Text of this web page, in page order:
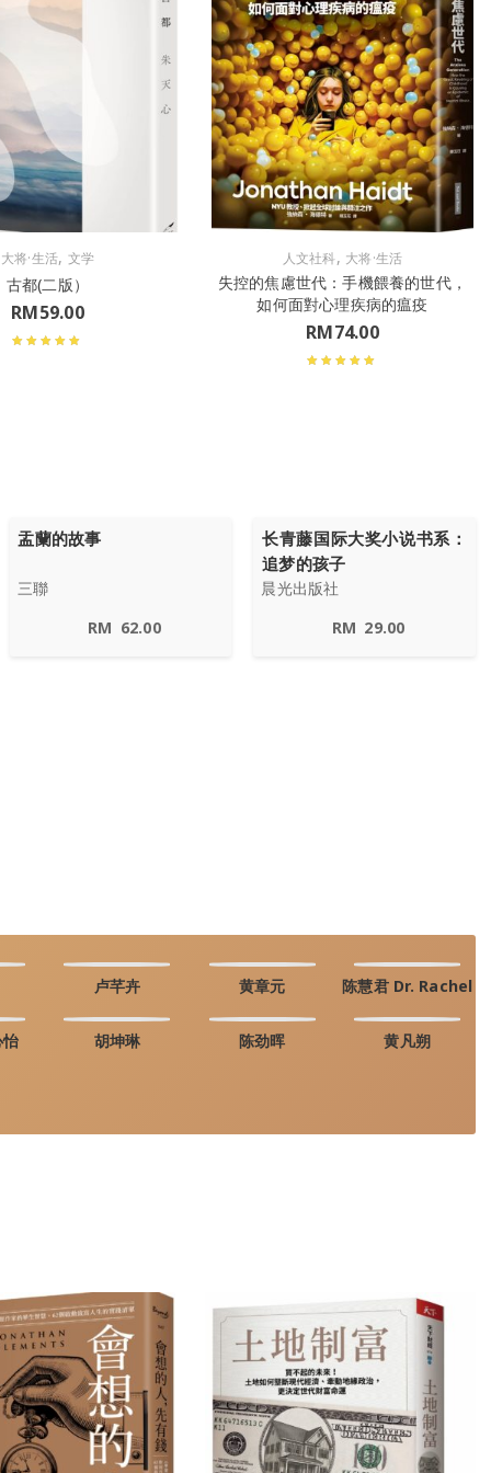
大将·生活, 文学
古都(二版）
RM59.00
人文社科, 大将·生活
失控的焦慮世代：手機餵養的世代，
如何面對心理疾病的瘟疫
RM74.00
盂蘭的故事
三聯
RM 62.00
长青藤国际大奖小说书系：
追梦的孩子
晨光出版社
RM 29.00
卢芊卉 黄章元 陈慧君 Dr. Rachel
胡坤琳 陈劲晖 黄凡朔